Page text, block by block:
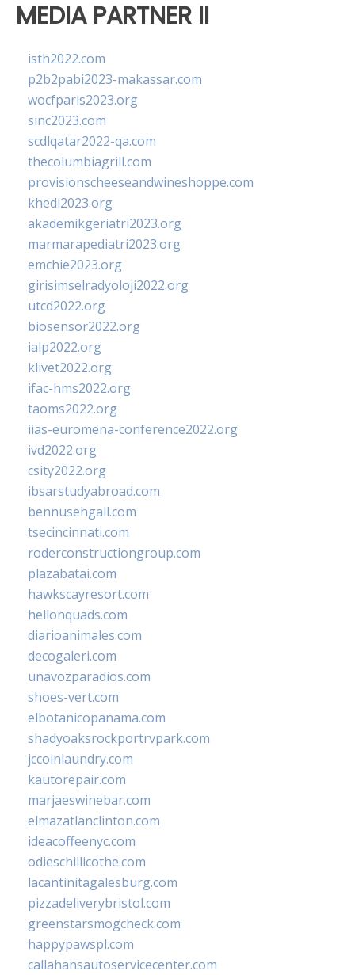
MEDIA PARTNER II
isth2022.com
p2b2pabi2023-makassar.com
wocfparis2023.org
sinc2023.com
scdlqatar2022-qa.com
thecolumbiagrill.com
provisionscheeseandwineshoppe.com
khedi2023.org
akademikgeriatri2023.org
marmarapediatri2023.org
emchie2023.org
girisimselradyoloji2022.org
utcd2022.org
biosensor2022.org
ialp2022.org
klivet2022.org
ifac-hms2022.org
taoms2022.org
iias-euromena-conference2022.org
ivd2022.org
csity2022.org
ibsarstudyabroad.com
bennusehgall.com
tsecincinnati.com
roderconstructiongroup.com
plazabatai.com
hawkscayresort.com
hellonquads.com
diarioanimales.com
decogaleri.com
unavozparadios.com
shoes-vert.com
elbotanicopanama.com
shadyoaksrockportrvpark.com
jccoinlaundry.com
kautorepair.com
marjaeswinebar.com
elmazatlanclinton.com
ideacoffeenyc.com
odieschillicothe.com
lacantinitagalesburg.com
pizzadeliverybristol.com
greenstarsmogcheck.com
happypawspl.com
callahansautoservicecenter.com